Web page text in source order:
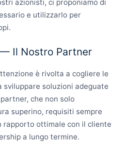
azionisti, ci proponiamo di
e utilizzarlo per
Il Nostro Partner
è rivolta a cogliere le
sviluppare soluzioni adeguate
che non solo
superino, requisiti sempre
rapporto ottimale con il cliente
a lungo termine.